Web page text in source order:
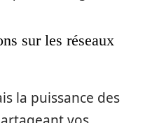
sur les réseaux
la puissance des